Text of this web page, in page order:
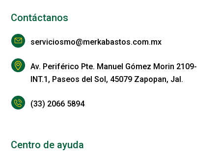
Contáctanos
serviciosmo@merkabastos.com.mx
Av. Periférico Pte. Manuel Gómez Morin 2109-
INT.1, Paseos del Sol, 45079 Zapopan, Jal.
(33) 2066 5894
Centro de ayuda